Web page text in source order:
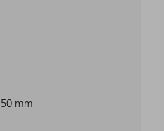
50 mm